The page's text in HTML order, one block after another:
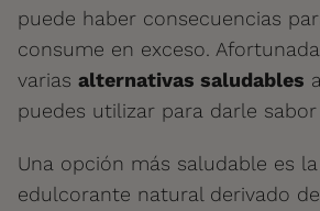
puede haber consecuencias
consume en exceso.
varias alternativas saludables
puedes utilizar para darle
Una opción más saludable es la
edulcorante natural derivado